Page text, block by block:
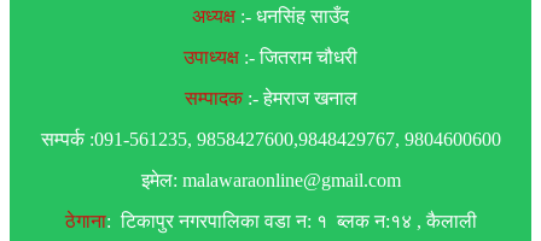
अध्यक्ष :- धनसिंह साउँद
उपाध्यक्ष :- जितराम चौधरी
सम्पादक:- हेमराज खनाल
सम्पर्क :091-561235, 9858427600,9848429767, 9804600600
इमेल: malawaraonline@gmail.com
ठेगाना: टिकापुर नगरपालिका वडा न: १ ब्लक न:१४ , कैलाली